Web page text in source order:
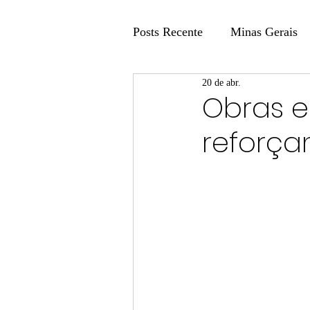
Posts Recente Minas Gerais
Coluna Fatos e Versões
Coluna: Agenda 21
Obras
20 de abr.